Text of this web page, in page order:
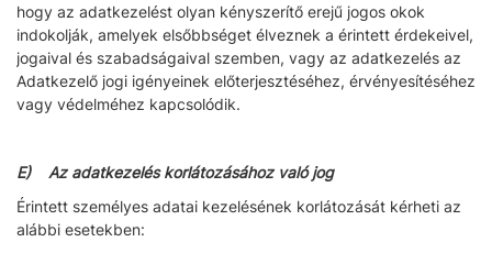
hogy az adatkezelést olyan kényszerítő erejű jogos okok
indokolják, amelyek elsőbbséget élveznek a érintett érdekeivel,
jogaival és szabadságaival szemben, vagy az adatkezelés az
Adatkezelő jogi igényeinek előterjesztéséhez, érvényesítéséhez
vagy védelméhez kapcsolódik.
E) Az adatkezelés korlátozásához való jog
Érintett személyes adatai kezelésének korlátozását kérheti az
alábbi esetekben: